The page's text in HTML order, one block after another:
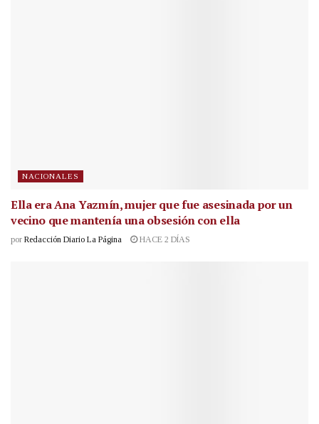
NACIONALES
Ella era Ana Yazmín, mujer que fue asesinada por un
vecino que mantenía una obsesión con ella
por Redacción Diario La Página HACE 2 DÍAS